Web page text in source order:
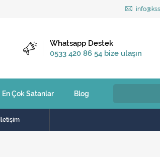
Kargo Bedava
2.500 TL ve üzeri
Whatsapp Destek
0533 420 86 54 bize ulaşın
En Çok Satanlar Blog
İletişim